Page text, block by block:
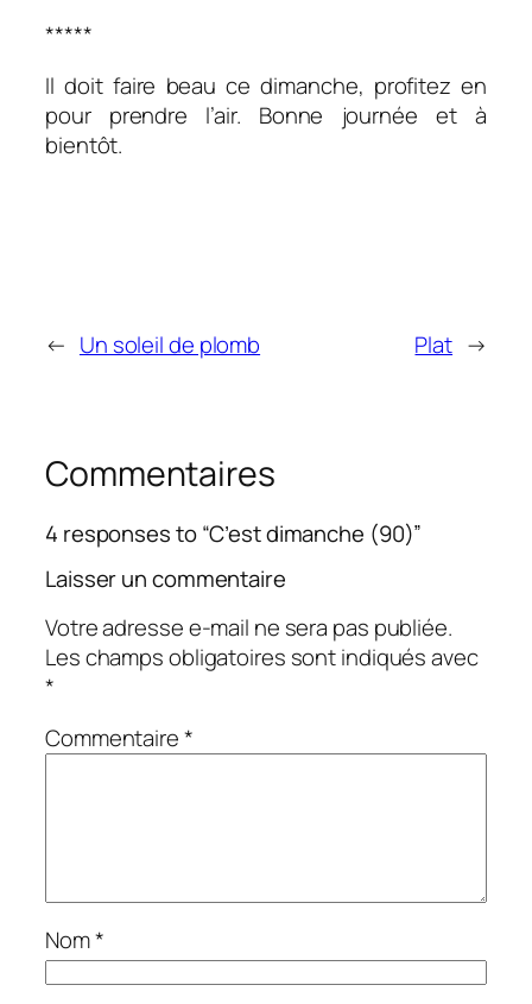
*****
Il doit faire beau ce dimanche, profitez en
pour prendre l’air. Bonne journée et à
bientôt.
← Un soleil de plomb Plat →
Commentaires
4 responses to “C’est dimanche (90)”
Laisser un commentaire
Votre adresse e-mail ne sera pas publiée.
Les champs obligatoires sont indiqués avec
*
Commentaire*
Nom*